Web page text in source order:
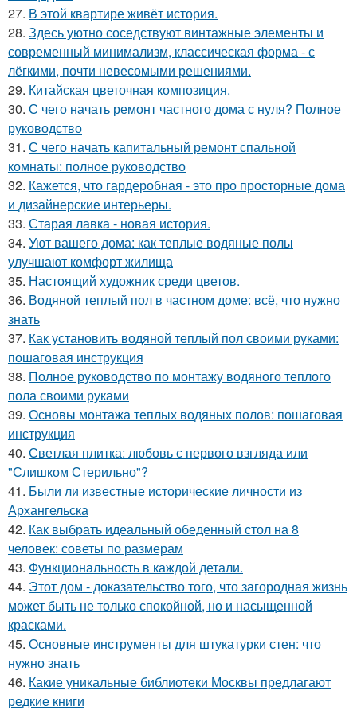
27. В этой квартире живёт история.
28. Здесь уютно соседствуют винтажные элементы и
современный минимализм, классическая форма - с
лёгкими, почти невесомыми решениями.
29. Китайская цветочная композиция.
30. С чего начать ремонт частного дома с нуля? Полное
руководство
31. С чего начать капитальный ремонт спальной
комнаты: полное руководство
32. Кажется, что гардеробная - это про просторные дома
и дизайнерские интерьеры.
33. Старая лавка - новая история.
34. Уют вашего дома: как теплые водяные полы
улучшают комфорт жилища
35. Настоящий художник среди цветов.
36. Водяной теплый пол в частном доме: всё, что нужно
знать
37. Как установить водяной теплый пол своими руками:
пошаговая инструкция
38. Полное руководство по монтажу водяного теплого
пола своими руками
39. Основы монтажа теплых водяных полов: пошаговая
инструкция
40. Светлая плитка: любовь с первого взгляда или
"Слишком Стерильно"?
41. Были ли известные исторические личности из
Архангельска
42. Как выбрать идеальный обеденный стол на 8
человек: советы по размерам
43. Функциональность в каждой детали.
44. Этот дом - доказательство того, что загородная жизнь
может быть не только спокойной, но и насыщенной
красками.
45. Основные инструменты для штукатурки стен: что
нужно знать
46. Какие уникальные библиотеки Москвы предлагают
редкие книги